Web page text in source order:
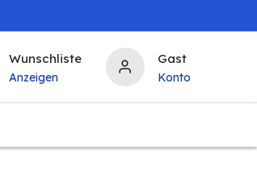
Wunschliste
Anzeigen
Gast
Konto